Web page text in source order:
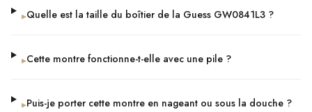
▸Quelle est la taille du boîtier de la Guess GW0841L3 ?
▸Cette montre fonctionne-t-elle avec une pile ?
▸Puis-je porter cette montre en nageant ou sous la douche ?